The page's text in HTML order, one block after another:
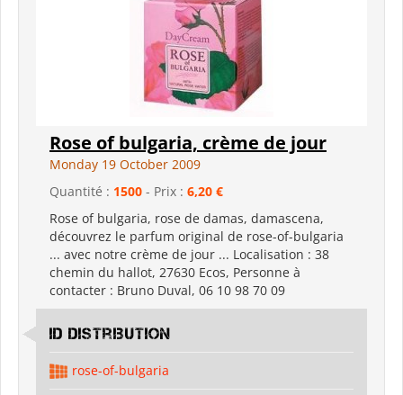
Rose of bulgaria, crème de jour
Monday 19 October 2009
Quantité : 1500 - Prix : 6,20 €
Rose of bulgaria, rose de damas, damascena,
découvrez le parfum original de rose-of-bulgaria
... avec notre crème de jour ... Localisation : 38
chemin du hallot, 27630 Ecos, Personne à
contacter : Bruno Duval, 06 10 98 70 09
id distribution
rose-of-bulgaria